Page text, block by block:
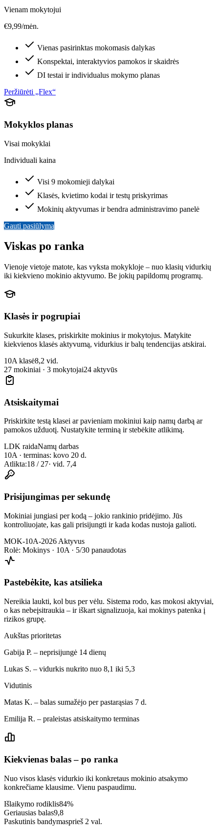
Vienam mokytojui
€9,99/mėn.
Vienas pasirinktas mokomasis dalykas
Konspektai, interaktyvios pamokos ir skaidrės
DI testai ir individualus mokymo planas
Peržiūrėti „Flex“
Mokyklos planas
Visai mokyklai
Individuali kaina
Visi 9 mokomieji dalykai
Klasės, kvietimo kodai ir testų priskyrimas
Mokinių aktyvumas ir bendra administravimo panelė
Gauti pasiūlymą
Viskas po ranka
Vienoje vietoje matote, kas vyksta mokykloje – nuo klasių vidurkių
iki kiekvieno mokinio aktyvumo. Be jokių papildomų programų.
Klasės ir pogrupiai
Sukurkite klases, priskirkite mokinius ir mokytojus. Matykite
kiekvienos klasės aktyvumą, vidurkius ir balų tendencijas atskirai.
10A klasė8,2 vid.
27 mokiniai · 3 mokytojai24 aktyvūs
Atsiskaitymai
Priskirkite testą klasei ar pavieniam mokiniui kaip namų darbą ar
pamokos užduotį. Nustatykite terminą ir stebėkite atlikimą.
LDK raidaNamų darbas
10A · terminas: kovo 20 d.
Atlikta:18 / 27· vid. 7,4
Prisijungimas per sekundę
Mokiniai jungiasi per kodą – jokio rankinio pridėjimo. Jūs
kontroliuojate, kas gali prisijungti ir kada kodas nustoja galioti.
MOK-10A-2026 Aktyvus
Rolė: Mokinys · 10A · 5/30 panaudotas
Pastebėkite, kas atsilieka
Nereikia laukti, kol bus per vėlu. Sistema rodo, kas mokosi aktyviai,
o kas nebeįsitraukia – ir iškart signalizuoja, kai mokinys patenka į
rizikos grupę.
Aukštas prioritetas
Gabija P. – neprisijungė 14 dienų
Lukas S. – vidurkis nukrito nuo 8,1 iki 5,3
Vidutinis
Matas K. – balas sumažėjo per pastarąsias 7 d.
Emilija R. – praleistas atsiskaitymo terminas
Kiekvienas balas – po ranka
Nuo visos klasės vidurkio iki konkretaus mokinio atsakymo
konkrečiame klausime. Vienu paspaudimu.
Išlaikymo rodiklis84%
Geriausias balas9,8
Paskutinis bandymasprieš 2 val.